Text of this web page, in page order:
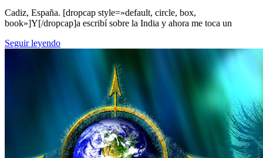
Cadiz, España. [dropcap style=»default, circle, box,
book»]Y[/dropcap]a escribí sobre la India y ahora me toca un
Seguir leyendo